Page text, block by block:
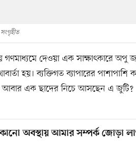
সংগৃহীত
দেওয়া এক সাক্ষাৎকারে অপু
হয়। ব্যক্তিগত ব্যাপারের
আবার এক ছাদের নিচে আসছেন এ জুটি?
অবস্থায় আমার সম্পর্ক জোড়া